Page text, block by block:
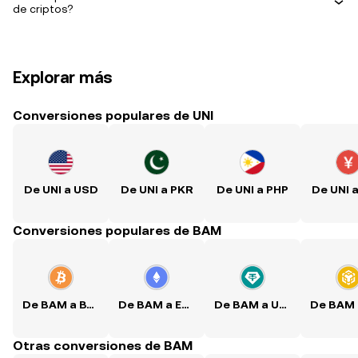
de criptos?
Explorar más
Conversiones populares de UNI
De UNI a USD De UNI a PKR De UNI a PHP De UNI
Conversiones populares de BAM
De BAM a BTC De BAM a ETH De BAM a USDT
Otras conversiones de BAM